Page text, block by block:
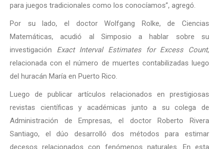
para juegos tradicionales como los conocíamos”, agregó.
Por su lado, el doctor Wolfgang Rolke, de Ciencias
Matemáticas, acudió al Simposio a hablar sobre su
investigación Exact Interval Estimates for Excess Count,
relacionada con el número de muertes contabilizadas luego
del huracán María en Puerto Rico.
Luego de publicar artículos relacionados en prestigiosas
revistas científicas y académicas junto a su colega de
Administración de Empresas, el doctor Roberto Rivera
Santiago, el dúo desarrolló dos métodos para estimar
decesos relacionados con fenómenos naturales. En esta